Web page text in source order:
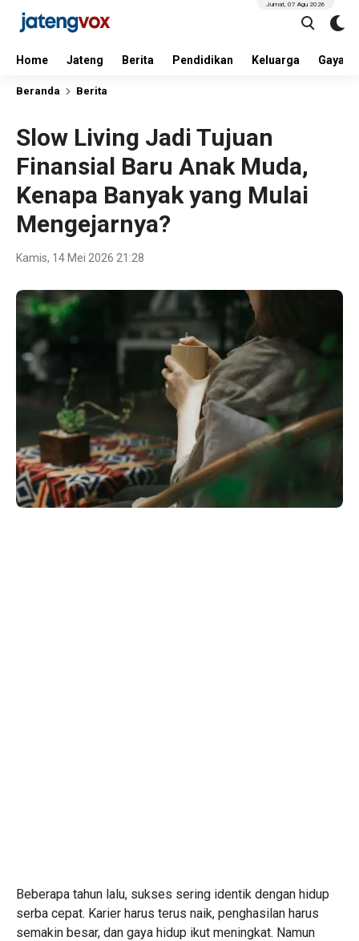
Home Jateng Berita Pendidikan Keluarga Gaya
Jumat, 07 Agu 2026
Beranda Berita
Slow Living Jadi Tujuan
Finansial Baru Anak Muda,
Kenapa Banyak yang Mulai
Mengejarnya?
Kamis, 14 Mei 2026 21:28
Beberapa tahun lalu, sukses sering identik dengan hidup
serba cepat. Karier harus terus naik, penghasilan harus
semakin besar, dan gaya hidup ikut meningkat. Namun